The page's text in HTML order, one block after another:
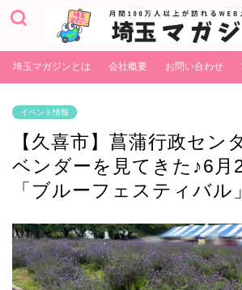
埼玉マガジンとは 会社概要 お問い合わせ
イベント情報
【久喜市】菖蒲行政セン
ベンダーを見てきた♪6月
「ブルーフェスティバル